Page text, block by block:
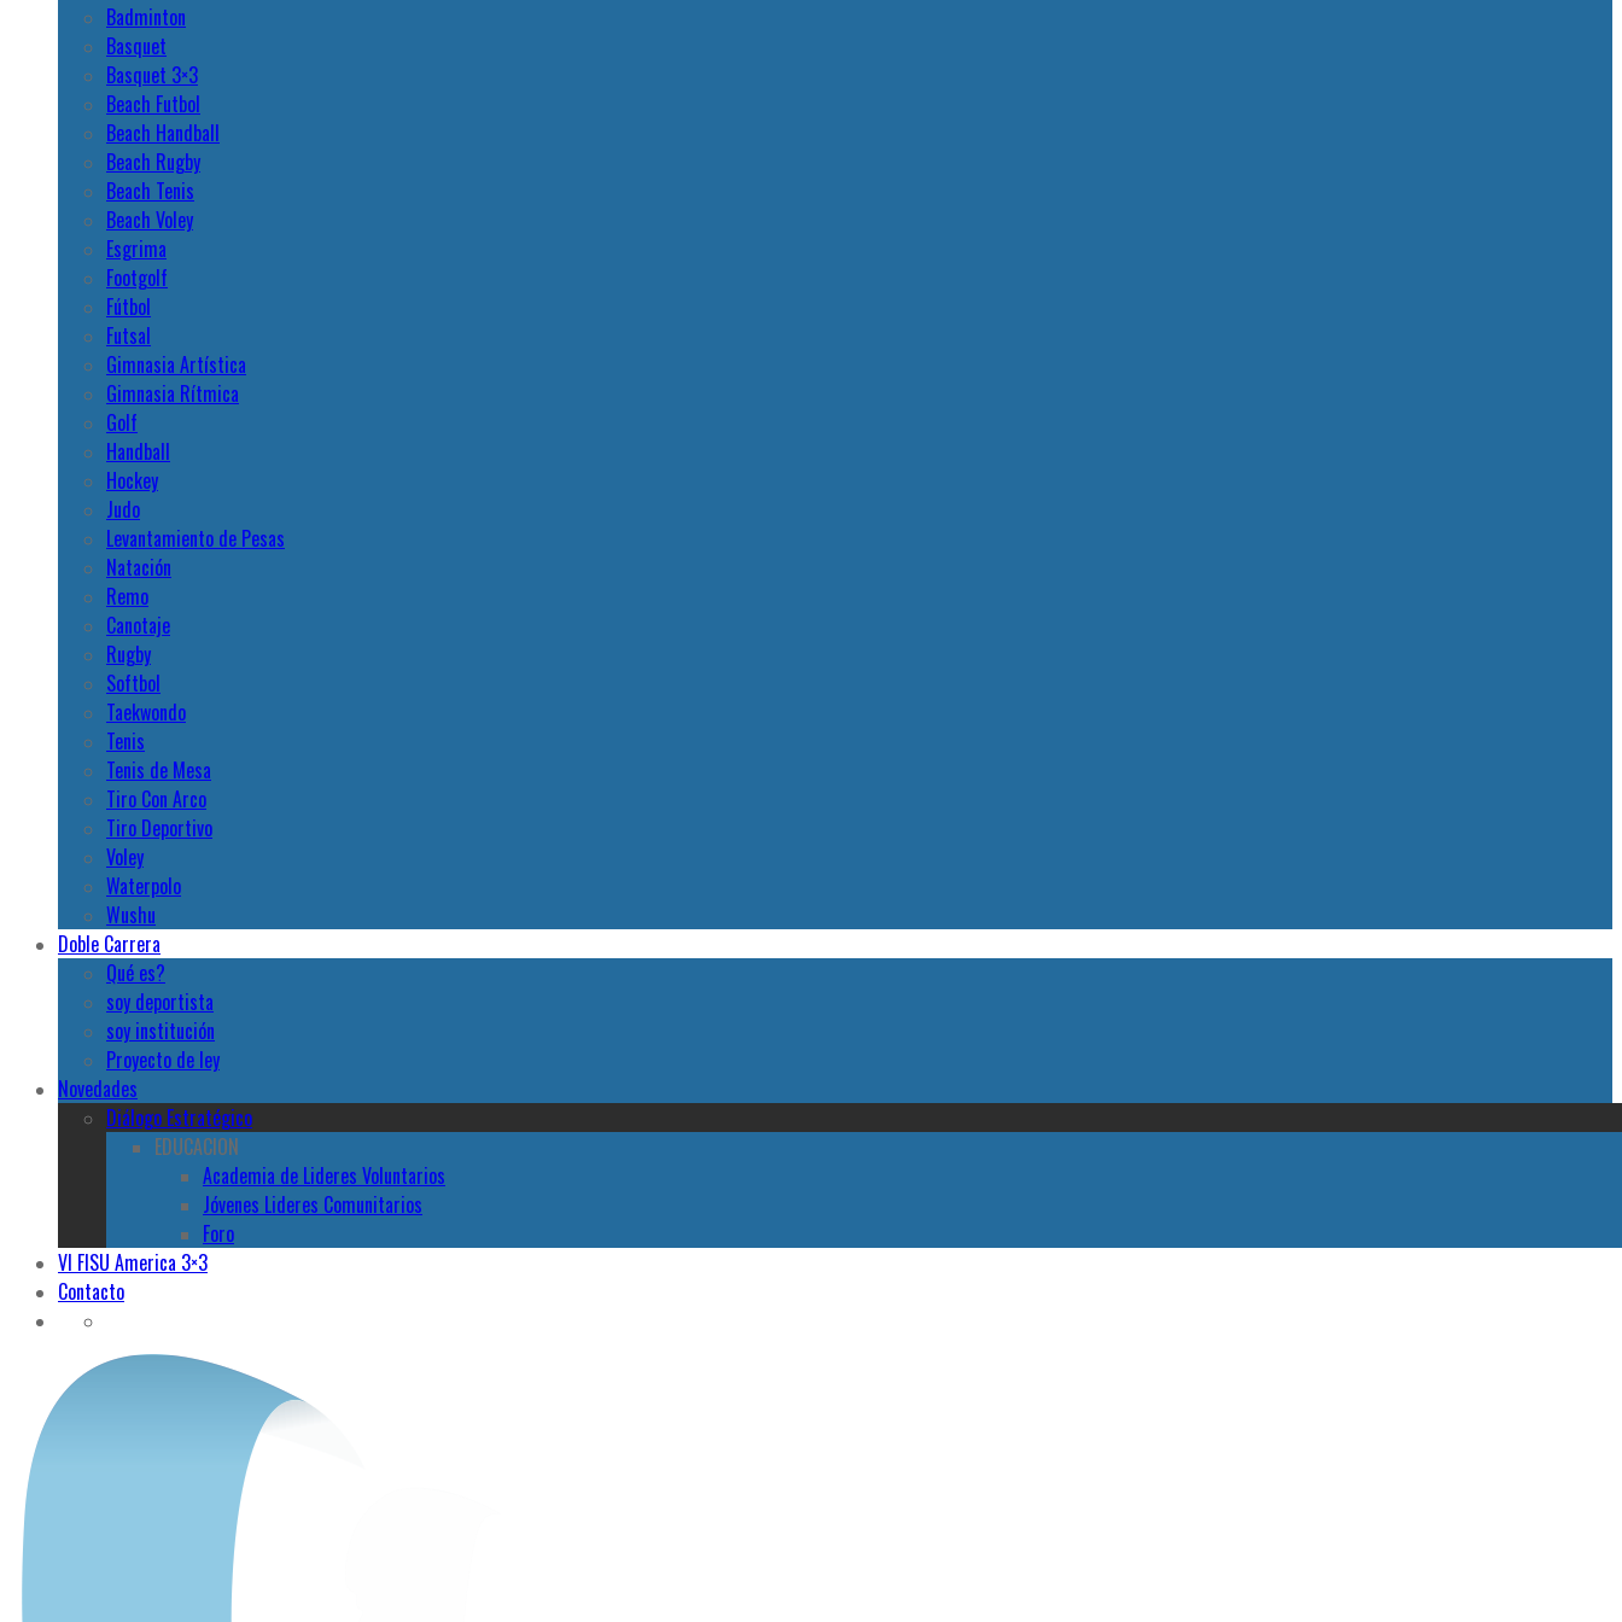
Badminton
Basquet
Basquet 3×3
Beach Futbol
Beach Handball
Beach Rugby
Beach Tenis
Beach Voley
Esgrima
Footgolf
Fútbol
Futsal
Gimnasia Artística
Gimnasia Rítmica
Golf
Handball
Hockey
Judo
Levantamiento de Pesas
Natación
Remo
Canotaje
Rugby
Softbol
Taekwondo
Tenis
Tenis de Mesa
Tiro Con Arco
Tiro Deportivo
Voley
Waterpolo
Wushu
Doble Carrera
Qué es?
soy deportista
soy institución
Proyecto de ley
Novedades
Diálogo Estratégico
EDUCACION
Academia de Lideres Voluntarios
Jóvenes Lideres Comunitarios
Foro
VI FISU America 3×3
Contacto